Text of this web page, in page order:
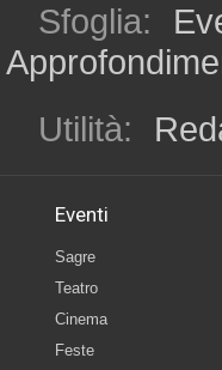
Sfoglia:
Utilità:
Eventi
Sagre
Teatro
Cinema
Feste